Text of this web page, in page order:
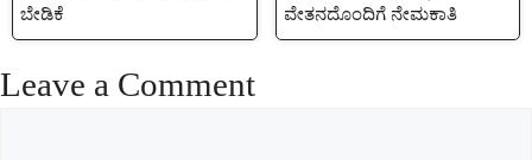
ಬೇಡಿಕೆ
ವೇತನದೊಂದಿಗೆ ನೇಮಕಾತಿ
Leave a Comment